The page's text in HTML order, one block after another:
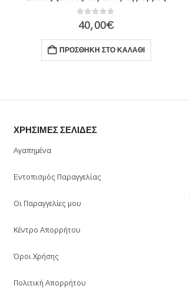
0out of 5
40,00€
ΠΡΟΣΘΉΚΗ ΣΤΟ ΚΑΛΆΘΙ
ΧΡΉΣΙΜΕΣ ΣΕΛΊΔΕΣ
Αγαπημένα
Εντοπισμός Παραγγελίας
Οι Παραγγελίες μου
Κέντρο Απορρήτου
Όροι Χρήσης
Πολιτική Απορρήτου